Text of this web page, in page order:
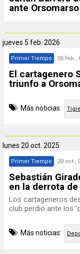
ante
jueves 5 feb. 2026
Primer Tiempo 05 feb.,
El cartagenero
triunfo a
Más noticias:
lunes 20 oct. 2025
Primer Tiempo 20 oct.,
Sebastián
en la derrota
Los cartageneros
club perdió ante los
Más noticias: